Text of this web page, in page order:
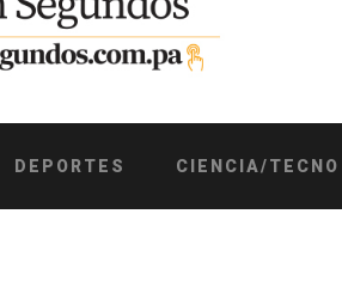
DEPORTES CIENCIA/TECNO